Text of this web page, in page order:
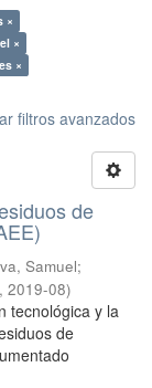
×
×
×
filtros avanzados
de
Samuel;
, 2019-08)
tecnológica y la
de